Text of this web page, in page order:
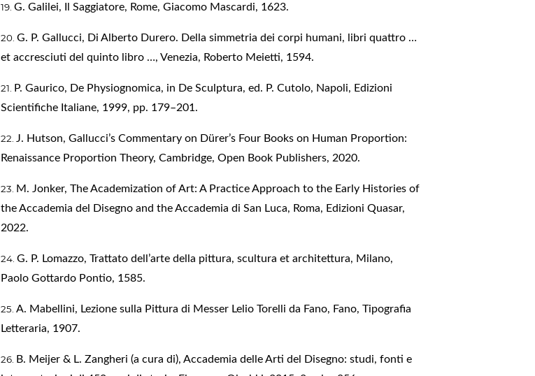
G. Galilei, Il Saggiatore, Rome, Giacomo Mascardi, 1623.
G. P. Gallucci, Di Alberto Durero. Della simmetria dei corpi humani, libri quattro …
et accresciuti del quinto libro …, Venezia, Roberto Meietti, 1594.
P. Gaurico, De Physiognomica, in De Sculptura, ed. P. Cutolo, Napoli, Edizioni
Scientifiche Italiane, 1999, pp. 179–201.
J. Hutson, Gallucci’s Commentary on Dürer’s Four Books on Human Proportion:
Renaissance Proportion Theory, Cambridge, Open Book Publishers, 2020.
M. Jonker, The Academization of Art: A Practice Approach to the Early Histories of
the Accademia del Disegno and the Accademia di San Luca, Roma, Edizioni Quasar,
2022.
G. P. Lomazzo, Trattato dell’arte della pittura, scultura et architettura, Milano,
Paolo Gottardo Pontio, 1585.
A. Mabellini, Lezione sulla Pittura di Messer Lelio Torelli da Fano, Fano, Tipografia
Letteraria, 1907.
B. Meijer & L. Zangheri (a cura di), Accademia delle Arti del Disegno: studi, fonti e